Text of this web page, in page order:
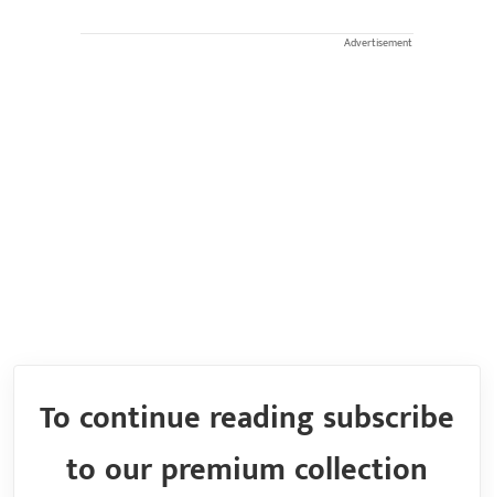
Advertisement
To continue reading subscribe
to our premium collection